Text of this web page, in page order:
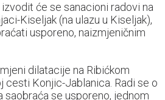
će se sanacioni radovi na
Kiseljak (na ulazu u Kiseljak),
usporeno, naizmjeničnim
dilatacije na Ribićkom
cesti Konjic-Jablanica. Radi se o
saobraća se usporeno, jednom